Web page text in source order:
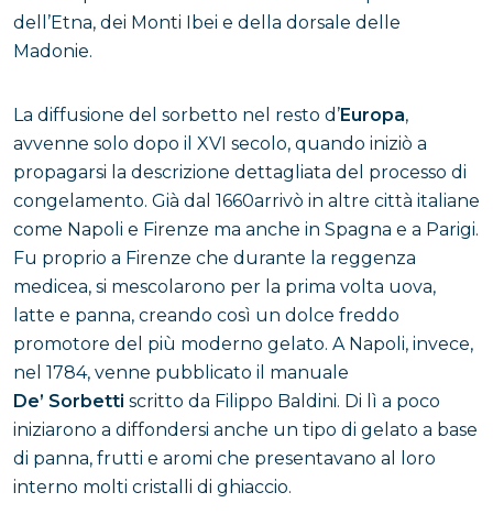
dell’Etna, dei Monti Ibei e della dorsale delle
Madonie.
La diffusione del sorbetto nel resto d’Europa,
avvenne solo dopo il XVI secolo, quando iniziò a
propagarsi la descrizione dettagliata del processo di
congelamento. Già dal 1660arrivò in altre città italiane
come Napoli e Firenze ma anche in Spagna e a Parigi.
Fu proprio a Firenze che durante la reggenza
medicea, si mescolarono per la prima volta uova,
latte e panna, creando così un dolce freddo
promotore del più moderno gelato. A Napoli, invece,
nel 1784, venne pubblicato il manuale
De’ Sorbetti scritto da Filippo Baldini. Di lì a poco
iniziarono a diffondersi anche un tipo di gelato a base
di panna, frutti e aromi che presentavano al loro
interno molti cristalli di ghiaccio.